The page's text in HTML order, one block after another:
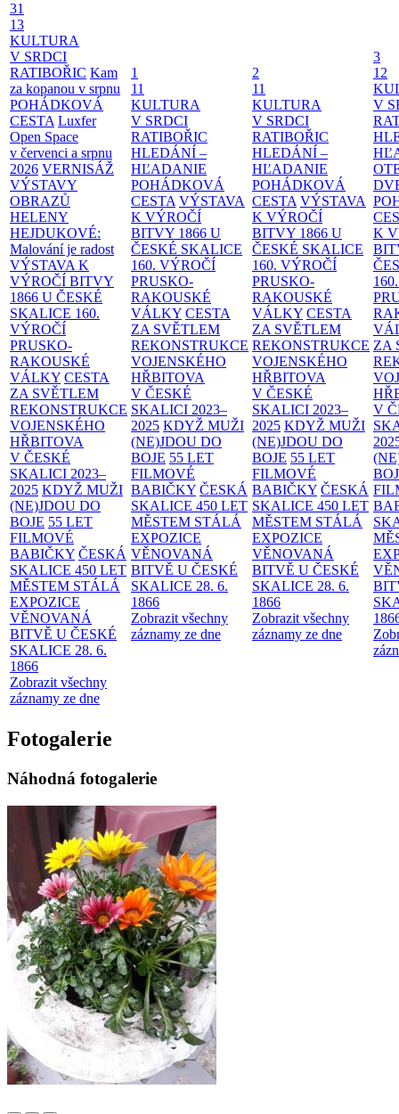
31
13
KULTURA
V SRDCI
RATIBOŘIC Kam
za kopanou v srpnu
POHÁDKOVÁ
CESTA Luxfer
Open Space
v červenci a srpnu
2026 VERNISÁŽ
VÝSTAVY
OBRAZŮ
HELENY
HEJDUKOVÉ:
Malování je radost
VÝSTAVA K
VÝROČÍ BITVY
1866 U ČESKÉ
SKALICE 160.
VÝROČÍ
PRUSKO-
RAKOUSKÉ
VÁLKY CESTA
ZA SVĚTLEM
REKONSTRUKCE
VOJENSKÉHO
HŘBITOVA
V ČESKÉ
SKALICI 2023–
2025 KDYŽ MUŽI
(NE)JDOU DO
BOJE 55 LET
FILMOVÉ
BABIČKY ČESKÁ
SKALICE 450 LET
MĚSTEM STÁLÁ
EXPOZICE
VĚNOVANÁ
BITVĚ U ČESKÉ
SKALICE 28. 6.
1866
Zobrazit všechny
záznamy ze dne
1
11
KULTURA
V SRDCI
RATIBOŘIC
HLEDÁNÍ –
HĽADANIE
POHÁDKOVÁ
CESTA VÝSTAVA
K VÝROČÍ
BITVY 1866 U
ČESKÉ SKALICE
160. VÝROČÍ
PRUSKO-
RAKOUSKÉ
VÁLKY CESTA
ZA SVĚTLEM
REKONSTRUKCE
VOJENSKÉHO
HŘBITOVA
V ČESKÉ
SKALICI 2023–
2025 KDYŽ MUŽI
(NE)JDOU DO
BOJE 55 LET
FILMOVÉ
BABIČKY ČESKÁ
SKALICE 450 LET
MĚSTEM STÁLÁ
EXPOZICE
VĚNOVANÁ
BITVĚ U ČESKÉ
SKALICE 28. 6.
1866
Zobrazit všechny
záznamy ze dne
2
11
KULTURA
V SRDCI
RATIBOŘIC
HLEDÁNÍ –
HĽADANIE
POHÁDKOVÁ
CESTA VÝSTAVA
K VÝROČÍ
BITVY 1866 U
ČESKÉ SKALICE
160. VÝROČÍ
PRUSKO-
RAKOUSKÉ
VÁLKY CESTA
ZA SVĚTLEM
REKONSTRUKCE
VOJENSKÉHO
HŘBITOVA
V ČESKÉ
SKALICI 2023–
2025 KDYŽ MUŽI
(NE)JDOU DO
BOJE 55 LET
FILMOVÉ
BABIČKY ČESKÁ
SKALICE 450 LET
MĚSTEM STÁLÁ
EXPOZICE
VĚNOVANÁ
BITVĚ U ČESKÉ
SKALICE 28. 6.
1866
Zobrazit všechny
záznamy ze dne
3
12
V
K
ZA
V
Fotogalerie
Náhodná fotogalerie